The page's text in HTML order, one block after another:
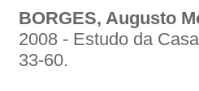
BORGES, Augusto
2008 - Estudo da
33-60.